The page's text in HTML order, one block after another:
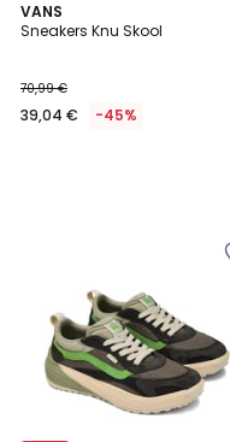
VANS
Sneakers Knu Skool
70,99 €
39,04 € -45%